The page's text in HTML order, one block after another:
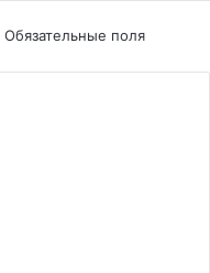
Обязательные поля